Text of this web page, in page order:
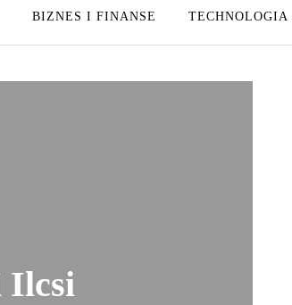
BIZNES I FINANSE TECHNOLOGIA
Ilcsi